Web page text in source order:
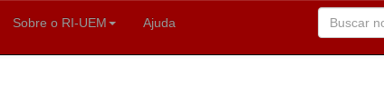
Sobre o RI-UEM Ajuda